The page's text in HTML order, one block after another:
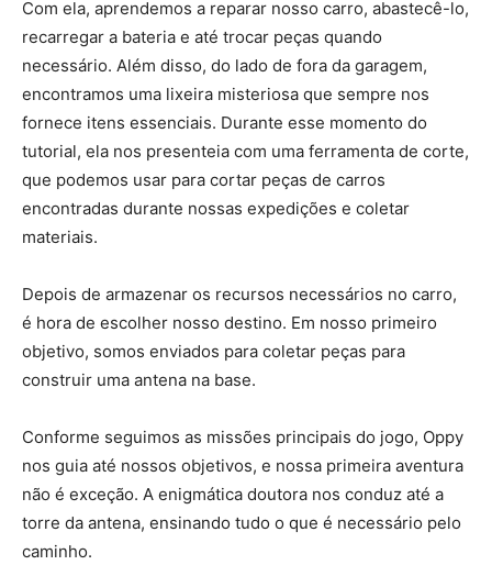
Com ela, aprendemos a reparar nosso carro, abastecê-lo,
recarregar a bateria e até trocar peças quando
necessário. Além disso, do lado de fora da garagem,
encontramos uma lixeira misteriosa que sempre nos
fornece itens essenciais. Durante esse momento do
tutorial, ela nos presenteia com uma ferramenta de corte,
que podemos usar para cortar peças de carros
encontradas durante nossas expedições e coletar
materiais.
Depois de armazenar os recursos necessários no carro,
é hora de escolher nosso destino. Em nosso primeiro
objetivo, somos enviados para coletar peças para
construir uma antena na base.
Conforme seguimos as missões principais do jogo, Oppy
nos guia até nossos objetivos, e nossa primeira aventura
não é exceção. A enigmática doutora nos conduz até a
torre da antena, ensinando tudo o que é necessário pelo
caminho.